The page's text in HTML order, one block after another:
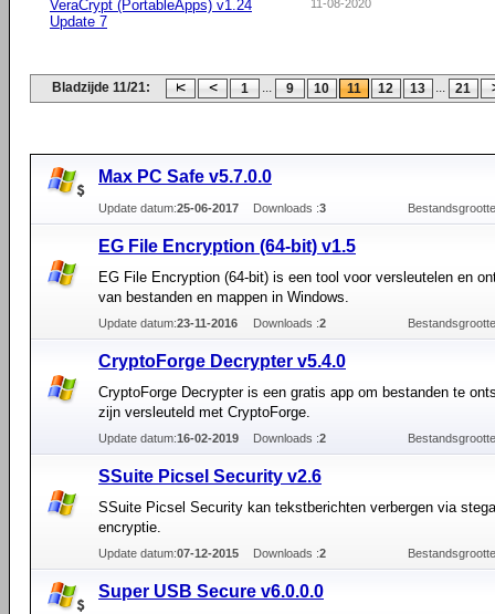
11-08-2020
VeraCrypt (PortableApps) v1.24
Update 7
Bladzijde 11/21: 1 ... 9 10 11 12 13 ... 21
Max PC Safe v5.7.0.0
Update datum:25-06-2017 Downloads :3
EG File Encryption (64-bit) v1.5
EG File Encryption (64-bit) is een tool voor versleutelen en
van bestanden en mappen in Windows.
Update datum:23-11-2016 Downloads :2
CryptoForge Decrypter v5.4.0
CryptoForge Decrypter is een gratis app om bestanden te
zijn versleuteld met CryptoForge.
Update datum:16-02-2019 Downloads :2
SSuite Picsel Security v2.6
SSuite Picsel Security kan tekstberichten verbergen via
encryptie.
Update datum:07-12-2015 Downloads :2
Super USB Secure v6.0.0.0